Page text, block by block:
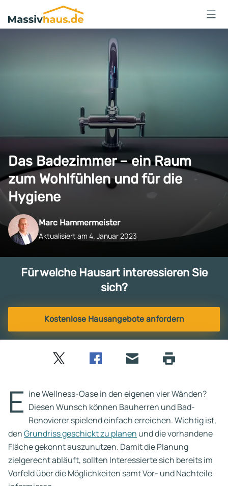
Massivhaus
Logo
Das Badezimmer – ein Raum
zum Wohlfühlen und für die
Hygiene
Marc Hammermeister
Aktualisiert am 4. Januar 2023
Für welche Hausart interessieren Sie
sich?
Kostenlose Hausangebote anfordern
E ine Wellness-Oase in den eigenen vier Wänden?
Diesen Wunsch können Bauherren und Bad-
Renovierer spielend einfach erreichen. Wichtig ist,
denGrundriss geschickt zu planen und die vorhandene
Fläche gekonnt auszunutzen. Damit die Planung
zielgerecht abläuft, sollten Interessierte sich bereits im
Vorfeld über die Möglichkeiten samt Vor- und Nachteile